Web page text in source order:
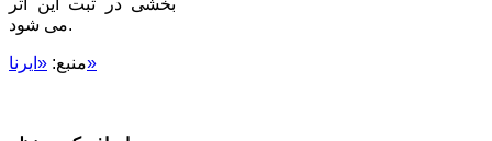
می شود.
منبع:«ایرنا»